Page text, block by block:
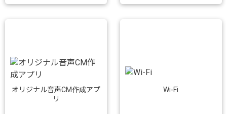
オリジナル音声CM作成アプ
リ
Wi-Fi